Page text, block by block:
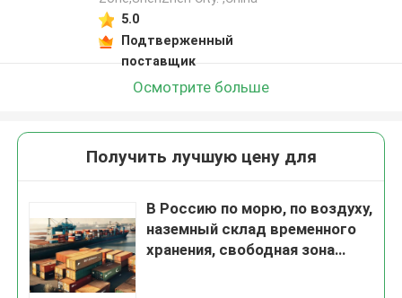
5.0
Подтверженный
поставщик
Осмотрите больше
Получить лучшую цену для
В Россию по морю, по воздуху,
наземный склад временного
хранения, свободная зона